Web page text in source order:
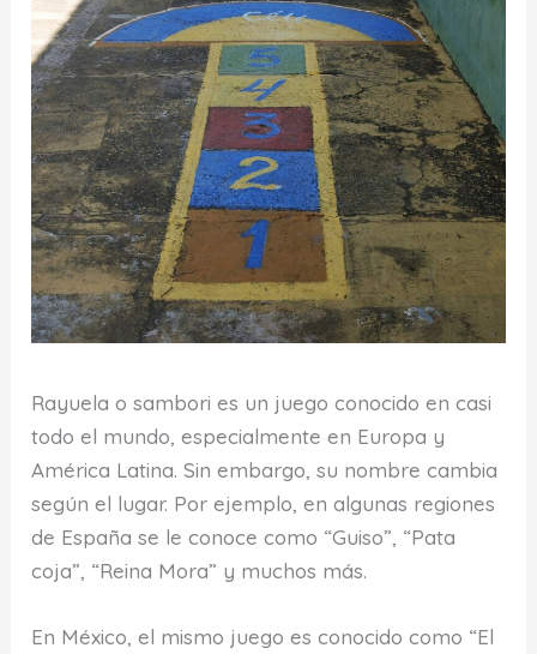
Rayuela o sambori es un juego conocido en casi
todo el mundo, especialmente en Europa y
América Latina. Sin embargo, su nombre cambia
según el lugar. Por ejemplo, en algunas regiones
de España se le conoce como “Guiso”, “Pata
coja”, “Reina Mora” y muchos más.
En México, el mismo juego es conocido como “El